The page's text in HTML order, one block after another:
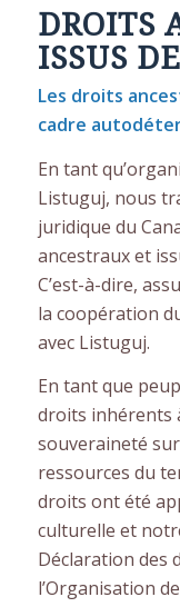
DROITS
ISSUS
Les droits
cadre
En tant
Listuguj, nous
juridique du
ancestraux et
C’est-à-dire,
la coopération
avec Listuguj.
En tant que
droits inhérents
souveraineté
ressources du
droits ont été
culturelle et
Déclaration des
l’Organisation